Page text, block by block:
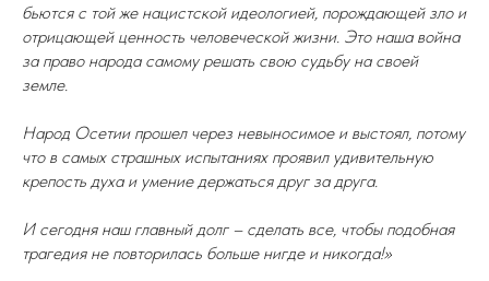
бьются с той же нацистской идеологией, порождающей зло и
отрицающей ценность человеческой жизни. Это наша война
за право народа самому решать свою судьбу на своей
земле.
Народ Осетии прошел через невыносимое и выстоял, потому
что в самых страшных испытаниях проявил удивительную
крепость духа и умение держаться друг за друга.
И сегодня наш главный долг – сделать все, чтобы подобная
трагедия не повторилась больше нигде и никогда!»